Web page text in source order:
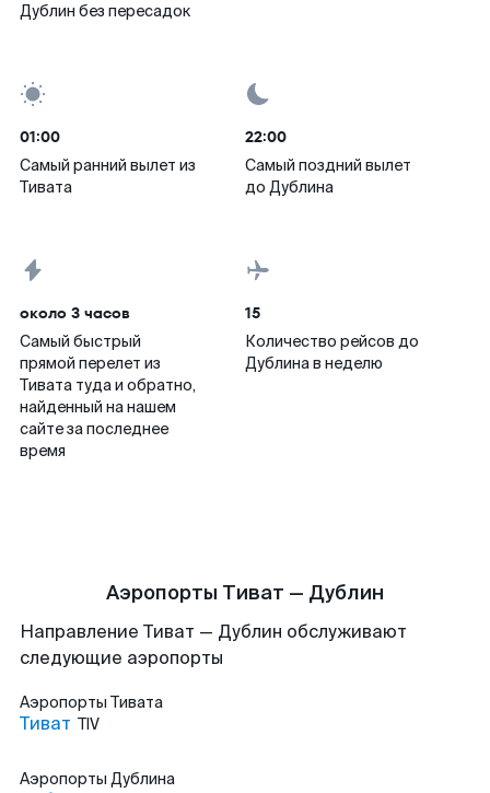
Дублин без пересадок
01:00
Самый ранний вылет из
Тивата
22:00
Самый поздний вылет
до Дублина
около 3 часов
Самый быстрый
прямой перелет из
Тивата туда и обратно,
найденный на нашем
сайте за последнее
время
15
Количество рейсов до
Дублина в неделю
Аэропорты Тиват — Дублин
Направление Тиват — Дублин обслуживают
следующие аэропорты
Аэропорты Тивата
Тиват TIV
Аэропорты Дублина